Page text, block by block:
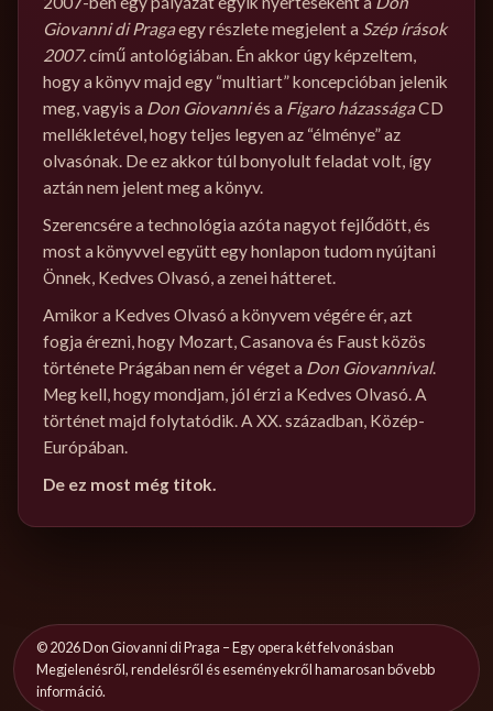
Giovanni di Pragaegy részlete megjelent a Szép írások
2007. című antológiában. Én akkor úgy képzeltem,
hogy a könyv majd egy “multiart” koncepcióban jelenik
meg, vagyis a Don Giovanniés a Figaro házasságaCD
mellékletével, hogy teljes legyen az “élménye” az
olvasónak. De ez akkor túl bonyolult feladat volt, így
aztán nem jelent meg a könyv.
Szerencsére a technológia azóta nagyot fejlődött, és
most a könyvvel együtt egy honlapon tudom nyújtani
Önnek, Kedves Olvasó, a zenei hátteret.
Amikor a Kedves Olvasó a könyvem végére ér, azt
fogja érezni, hogy Mozart, Casanova és Faust közös
története Prágában nem ér véget a Don Giovannival.
Meg kell, hogy mondjam, jól érzi a Kedves Olvasó. A
történet majd folytatódik. A XX. században, Közép-
Európában.
De ez most még titok.
©2026Don Giovanni di Praga – Egy opera két felvonásban
Megjelenésről, rendelésről és eseményekről hamarosan bővebb
információ.